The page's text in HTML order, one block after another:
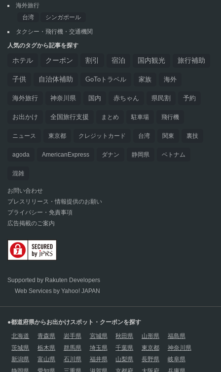
海外旅行
台湾
シンガポール
タクシー・飛行機・交通機関
人気のタグから記事を探す
ホテル クーポン 割引 宿泊 国内観光 旅行補助
子供 自治体補助 GoToトラベル 家族 海外
海外旅行 神奈川県 国内 赤ちゃん 県民割 予約
お出かけ 全国旅行支援 まとめ 駐車場 飛行機
ニュース 東京都 クレジットカード 台湾 関東 裏技
agoda AmericanExpress ダナン 静岡県 ベトナム
混雑
お問い合わせ
プレスリリース・情報提供のお願い
プライバシー・免責事項
広告掲載のご案内
Supported by Rakuten Developers
Web Services by Yahoo! JAPAN
●都道府県からお出かけスポット・クーポンを探す
北海道
青森県 岩手県 宮城県 秋田県 山形県
福島県
茨城県
栃木県 群馬県 埼玉県 千葉県 東京都
神奈川県
新潟県
富山県 石川県 福井県 山梨県 長野県
岐阜県